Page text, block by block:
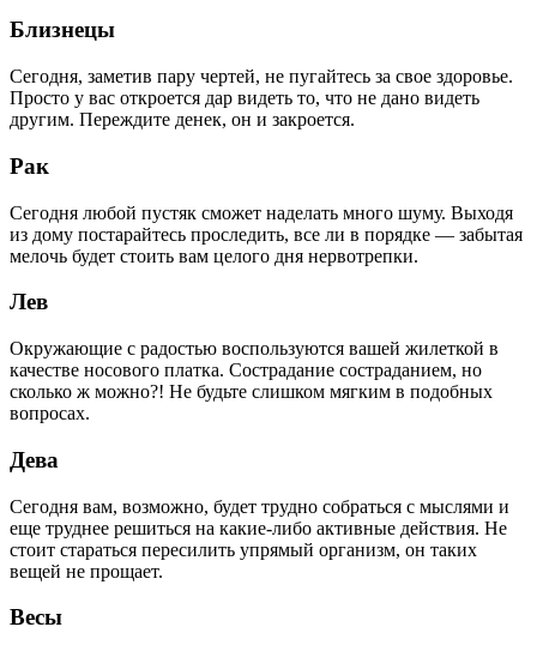
Близнецы
Сегодня, заметив пару чертей, не пугайтесь за свое здоровье.
Просто у вас откроется дар видеть то, что не дано видеть
другим. Переждите денек, он и закроется.
Рак
Сегодня любой пустяк сможет наделать много шуму. Выходя
из дому постарайтесь проследить, все ли в порядке — забытая
мелочь будет стоить вам целого дня нервотрепки.
Лев
Окружающие с радостью воспользуются вашей жилеткой в
качестве носового платка. Сострадание состраданием, но
сколько ж можно?! Не будьте слишком мягким в подобных
вопросах.
Дева
Сегодня вам, возможно, будет трудно собраться с мыслями и
еще труднее решиться на какие-либо активные действия. Не
стоит стараться пересилить упрямый организм, он таких
вещей не прощает.
Весы